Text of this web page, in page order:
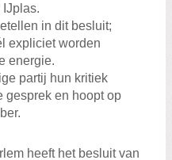
in dit besluit;
expliciet worden
energie.
partij hun kritiek
gesprek en hoopt op
heeft het besluit van